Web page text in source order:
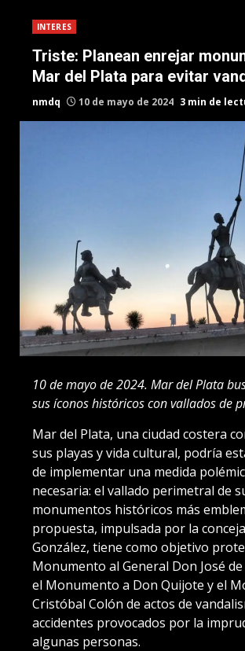
INTERES
Triste: Planean enrejar
Mar del Plata para evitar
nmdq 10 de mayo de 2024 3 min de
10 de mayo de 2024. Mar del Plata
sus íconos históricos con vallados de
Mar del Plata, una ciudad costera
sus playas y vida cultural, podría
de implementar una medida
necesaria: el vallado perimetral de
monumentos históricos más
propuesta, impulsada por la
González, tiene como objetivo
Monumento al General Don José
el Monumento a Don Quijote y el
Cristóbal Colón de actos de
accidentes provocados por la
algunas personas.